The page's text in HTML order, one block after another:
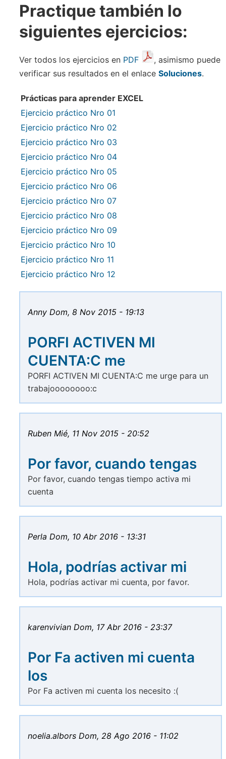
Practique también lo
siguientes ejercicios:
Ver todos los ejercicios en PDF
, asimismo puede
verificar sus resultados en el enlace Soluciones.
Prácticas para aprender EXCEL
Ejercicio práctico Nro 01
Ejercicio práctico Nro 02
Ejercicio práctico Nro 03
Ejercicio práctico Nro 04
Ejercicio práctico Nro 05
Ejercicio práctico Nro 06
Ejercicio práctico Nro 07
Ejercicio práctico Nro 08
Ejercicio práctico Nro 09
Ejercicio práctico Nro 10
Ejercicio práctico Nro 11
Ejercicio práctico Nro 12
Anny Dom, 8 Nov 2015 - 19:13
PORFI ACTIVEN MI
CUENTA:C me
PORFI ACTIVEN MI CUENTA:C me urge para un
trabajoooooooo:c
Ruben Mié, 11 Nov 2015 - 20:52
Por favor, cuando tengas
Por favor, cuando tengas tiempo activa mi
cuenta
Perla Dom, 10 Abr 2016 - 13:31
Hola, podrías activar mi
Hola, podrías activar mi cuenta, por favor.
karenvivian Dom, 17 Abr 2016 - 23:37
Por Fa activen mi cuenta
los
Por Fa activen mi cuenta los necesito :(
noelia.albors Dom, 28 Ago 2016 - 11:02